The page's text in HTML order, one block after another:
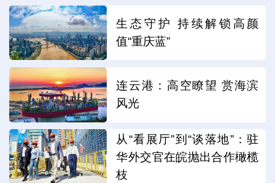
生态守护 持续解锁高颜
值“重庆蓝”
连云港：高空瞭望 赏海滨
风光
从“看展厅”到“谈落地”：驻
华外交官在皖抛出合作橄榄
枝